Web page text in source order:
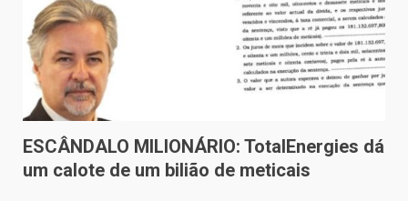
ESCÂNDALO MILIONÁRIO: TotalEnergies dá
um calote de um bilião de meticais